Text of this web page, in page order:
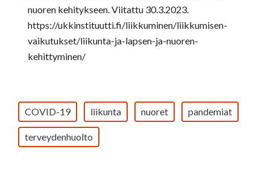
nuoren kehitykseen. Viitattu 30.3.2023.
https://ukkinstituutti.fi/liikkuminen/liikkumisen-
vaikutukset/liikunta-ja-lapsen-ja-nuoren-
kehittyminen/
COVID-19 liikunta nuoret pandemiat
terveydenhuolto